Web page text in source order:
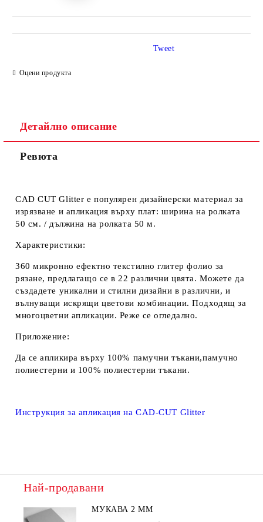
Оцени продукта
Tweet
Детайлно описание
Ревюта
CAD CUT Glitter е популярен дизайнерски материал за
изрязване и апликация върху плат: ширина на ролката
50 см. / дължина на ролката 50 м.
Характеристики:
360 микронно ефектно текстилно глитер фолио за
рязане, предлагащо се в 22 различни цвята. Можете да
създадете уникални и стилни дизайни в различни, и
вълнуващи искрящи цветови комбинации. Подходящ за
многоцветни апликации. Реже се огледално.
Приложение:
Да се апликира върху 100% памучни тъкани,памучно
полиестерни и 100% полиестерни тъкани.
Инструкция за апликация на CAD-CUT Glitter
Най-продавани
МУКАВА 2 ММ